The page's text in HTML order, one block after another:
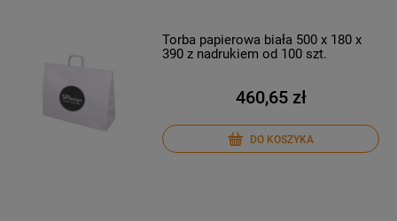
Torba papierowa biała 500 x 180 x
390 z nadrukiem od 100 szt.
460,65 zł
DO KOSZYKA